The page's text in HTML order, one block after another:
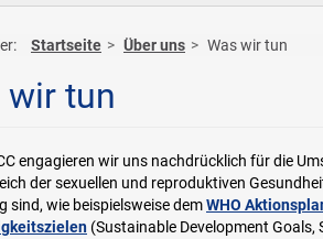
Startseite Über uns Was wir tun
wir tun
engagieren wir uns nachdrücklich für die
der sexuellen und reproduktiven
sind, wie beispielsweise demWHO
(Sustainable Development